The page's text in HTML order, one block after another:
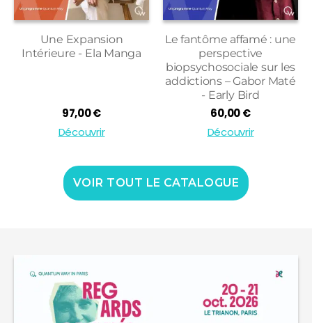
Une Expansion
Intérieure - Ela Manga
97,00€
Découvrir
Le fantôme affamé : une
perspective
biopsychosociale sur les
addictions – Gabor Maté
- Early Bird
60,00€
Découvrir
VOIR TOUT LE CATALOGUE